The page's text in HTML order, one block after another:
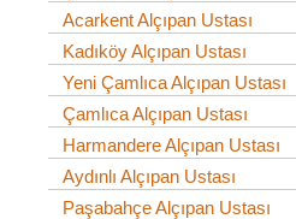
Acarkent Alçıpan Ustası
Kadıköy Alçıpan Ustası
Yeni Çamlıca Alçıpan Ustası
Çamlıca Alçıpan Ustası
Harmandere Alçıpan Ustası
Aydınlı Alçıpan Ustası
Paşabahçe Alçıpan Ustası